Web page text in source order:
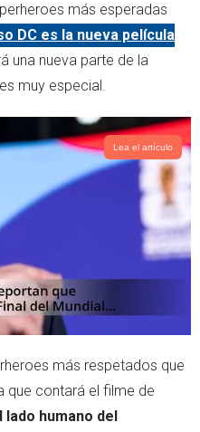
más esperadas
DC es la nueva película
una nueva parte de la
muy especial.
Lea el artículo
más respetados que
que contará el filme de
humano del